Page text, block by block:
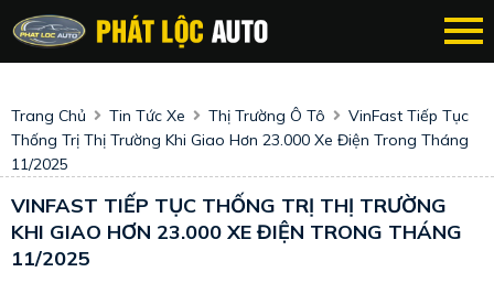
Trang Chủ Tin Tức Xe Thị Trường Ô Tô
VinFast Tiếp Tục
Thống Trị Thị Trường Khi Giao Hơn 23.000 Xe Điện Trong Tháng
11/2025
VINFAST TIẾP TỤC THỐNG TRỊ THỊ TRƯỜNG
KHI GIAO HƠN 23.000 XE ĐIỆN TRONG THÁNG
11/2025